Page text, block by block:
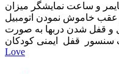
و ساعت نمایشگر میزان
خاموش نمودن اتومبیل
و قفل شدن دربها به صورت
سنسور قفل ایمنی کودکان
Love